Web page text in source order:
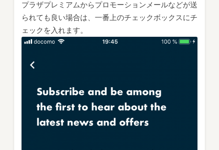
プラザプレミアムからプロモーションメールなどが送
られても良い場合は、一番上のチェックボックスにチ
ェックを入れます。